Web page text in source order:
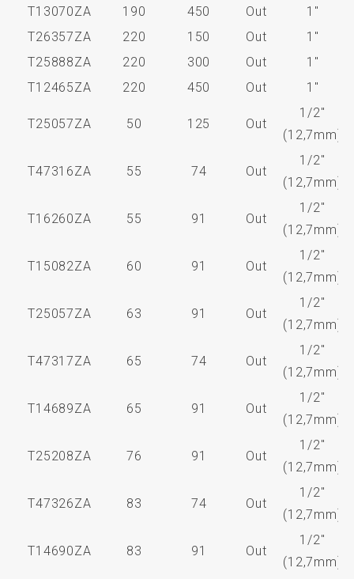
T13070ZA
190 450 Out
1"
T26357ZA
220 150 Out
1"
T25888ZA
220 300 Out
1"
T12465ZA
220 450 Out 1"
T25057ZA 50 125 Out
1/2"
(12,7mm)
T47316ZA 55 74 Out
1/2"
(12,7mm)
T16260ZA 55 91 Out
1/2"
(12,7mm)
T15082ZA 60 91 Out
1/2"
(12,7mm)
T25057ZA 63 91 Out
1/2"
(12,7mm)
T47317ZA 65 74 Out
1/2"
(12,7mm)
T14689ZA 65 91 Out
1/2"
(12,7mm)
T25208ZA 76 91 Out
1/2"
(12,7mm)
T47326ZA 83 74 Out
1/2"
(12,7mm)
T14690ZA 83 91 Out
1/2"
(12,7mm)